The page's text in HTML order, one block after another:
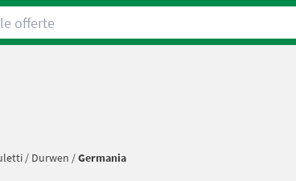
/ Durwen /Germania